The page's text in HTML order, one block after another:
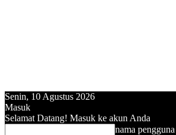
Senin, 10 Agustus 2026
Masuk
Selamat Datang! Masuk ke akun Anda
nama pengguna